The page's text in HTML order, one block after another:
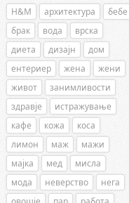
H&M архитектура
бебе
брак
вода
врска
диета
дизајн
дом
ентериер
жена
жени
живот
занимливости
здравје
истражување
кафе
кожа
коса
лимон
маж
мажи
мајка
мед
мисла
мода
неверство
нега